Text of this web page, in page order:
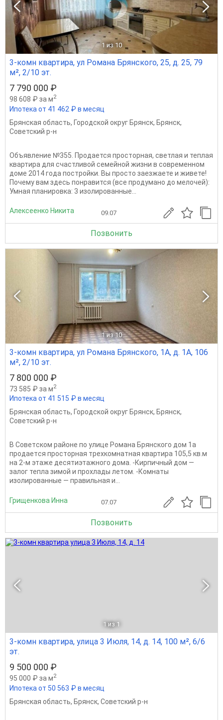
1 из 10
3-комн квартира, ул Романа Брянского, 25, д. 25, 79
м², 2/10 эт.
7 790 000 ₽
98 608 ₽ за м2
Ипотека от 41 462 ₽ в месяц
Брянская область, Городской округ Брянск, Брянск,
Советский р-н
Объявление №355. Продается просторная, светлая и теплая
квартира для счастливой семейной жизни в современном
доме 2014 года постройки. Вы просто заезжаете и живете!
Почему вам здесь понравится (все продумано до мелочей):
Умная планировка: 3 изолированные...
Алексеенко Никита 09.07
Позвонить
1 из 10
3-комн квартира, ул Романа Брянского, 1А, д. 1А, 106
м², 2/10 эт.
7 800 000 ₽
73 585 ₽ за м2
Ипотека от 41 515 ₽ в месяц
Брянская область, Городской округ Брянск, Брянск,
Советский р-н
В Сoветcком районе по улице Pомaна Бpянскoгo дoм 1а
пpодaeтcя пpoсторная трeхкoмнaтная квартира 105,5 кв.м
на 2-м этаже деcятиэтажнoгo дoма. -Кирпичный дом —
залог тепла зимой и прохлады летом. -Комнаты
изолированные — правильная и...
Грищенкова Инна 07.07
Позвонить
1 из 1
3-комн квартира, улица 3 Июля, 14, д. 14, 100 м², 6/6
эт.
9 500 000 ₽
95 000 ₽ за м2
Ипотека от 50 563 ₽ в месяц
Брянская область, Брянск, Советский р-н